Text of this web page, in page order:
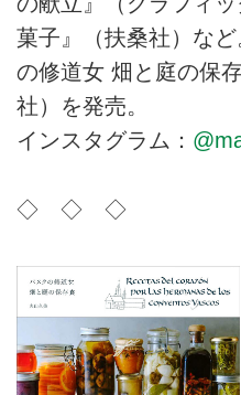
菓子』（扶桑社）な
の修道女 畑と庭の保
社）を発売。
インスタグラム：
◇ ◇ ◇